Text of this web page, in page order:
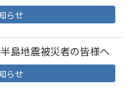
らせ
島地震被災者の皆様へ
らせ